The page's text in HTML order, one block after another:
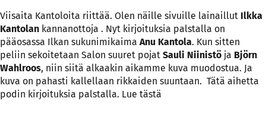
Viisaita Kantoloita riittää. Olen näille sivuille lainaillut Ilkka
Kantolan kannanottoja . Nyt kirjoituksia palstalla on
pääosassa Ilkan sukunimikaima Anu Kantola. Kun sitten
peliin sekoitetaan Salon suuret pojat Sauli Niinistö ja Björn
Wahlroos, niin siitä alkaakin aikamme kuva muodostua. Ja
kuva on pahasti kallellaan rikkaiden suuntaan. Tätä aihetta
podin kirjoituksia palstalla. Lue tästä